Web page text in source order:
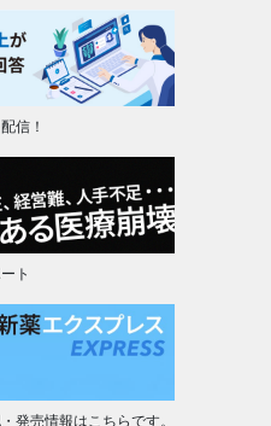
信！
ト
発売情報はこちらです。